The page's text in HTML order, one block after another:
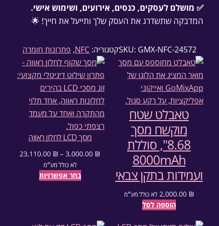
✅ מושלם לעסקים, כנסים, אירועים, ושימוש אישי.
המדבקה שתשדרג את העסק שלך ותייעל את חייך! 🌟
SKU: GMX-NFC-24572 קטגוריה: NFC
, פתרונות חומרה
טאבלט שטח
מוקשח מסך
8.68", סוללת
8000mAh
ועמידות בתקן צבאי
2,000.00 ₪ לא כולל מע״מ
הוספה לסל
מסך LCD לחלון ראווה
3,000.00 ₪
–
23,110.00 ₪
טווח מחירים: ⁦3,000.00 ₪⁩ עד ⁦23,110.00 ₪⁩לא כולל מע״מ
בחר אפשרויות